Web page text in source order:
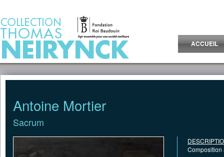
ACCUEIL
Antoine Mortier
Sacrum
Composition